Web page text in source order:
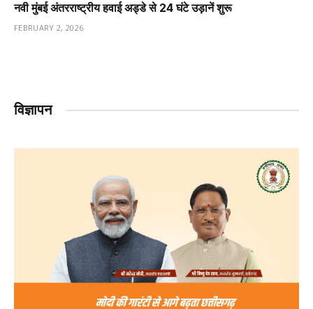
नवी मुंबई अंतरराष्ट्रीय हवाई अड्डे से 24 घंटे उड़ानें शुरू
FEBRUARY 2, 2026
विज्ञापन